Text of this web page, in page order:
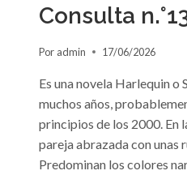
Consulta
Por admin 17/06/2026
Es una novela Harlequin o
muchos años,
principios de los 2000. En
pareja abrazada con unas
Predominan los colores